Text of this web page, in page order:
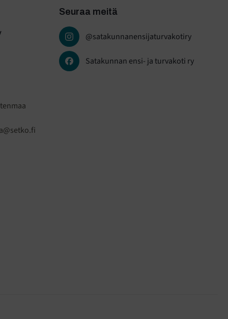
Seuraa meitä
@satakunnanensijaturvakotiry
Satakunnan ensi- ja turvakoti ry